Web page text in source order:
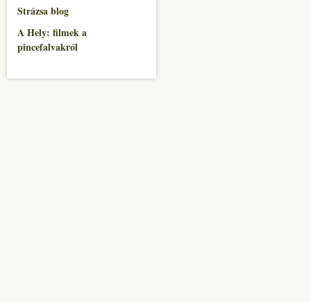
Strázsa blog
A Hely: filmek a
pincefalvakról